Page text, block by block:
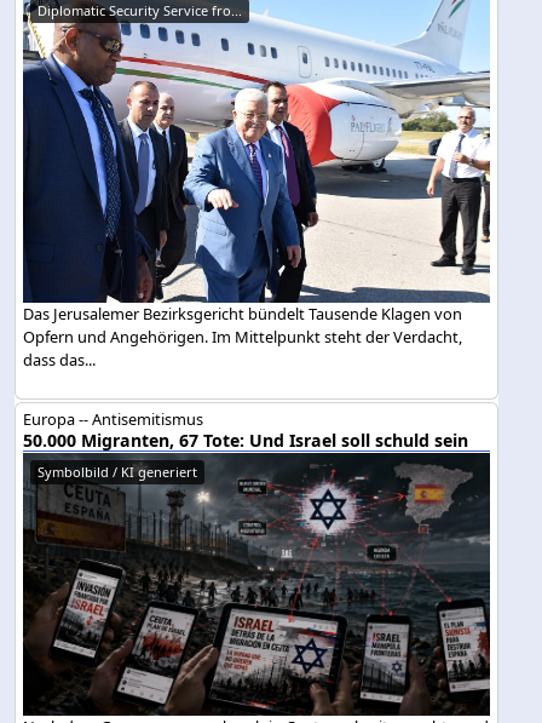
Diplomatic Security Service fro...
Das Jerusalemer Bezirksgericht bündelt Tausende Klagen von
Opfern und Angehörigen. Im Mittelpunkt steht der Verdacht,
dass das...
Europa -- Antisemitismus
50.000 Migranten, 67 Tote: Und Israel soll schuld sein
Symbolbild / KI generiert